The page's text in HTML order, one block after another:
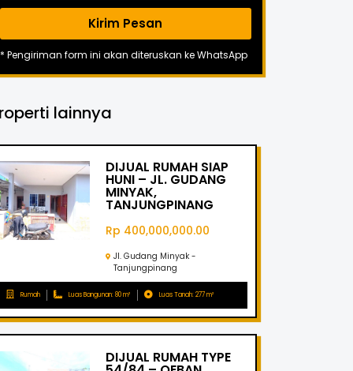
Kirim Pesan
* Pengiriman form ini akan diteruskan ke WhatsApp
lainnya
DIJUAL RUMAH SIAP
HUNI – JL. GUDANG
MINYAK,
TANJUNGPINANG
Rp 400,000,000.00
Jl. Gudang Minyak -
Tanjungpinang
Rumah Luas Bangunan: 80 m² Luas Tanah: 277 m²
DIJUAL RUMAH TYPE